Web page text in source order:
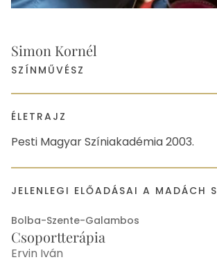
Simon Kornél
SZÍNMŰVÉSZ
ÉLETRAJZ
Pesti Magyar Színiakadémia 2003.
JELENLEGI ELŐADÁSAI A MADÁCH
Bolba-Szente-Galambos
Csoportterápia
Ervin Iván